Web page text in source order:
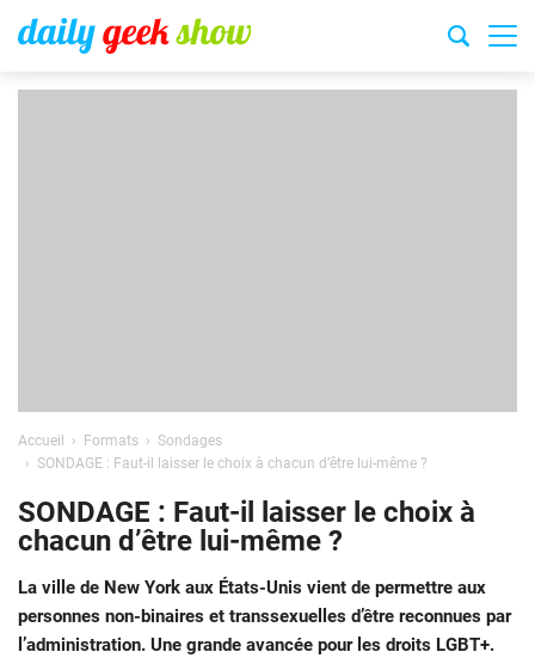
Accueil Formats
Sondages
SONDAGE : Faut-il laisser le choix à chacun d’être lui-même ?
SONDAGE : Faut-il laisser le choix à
chacun d’être lui-même ?
La ville de New York aux États-Unis vient de permettre aux
personnes non-binaires et transsexuelles d’être reconnues par
l’administration. Une grande avancée pour les droits LGBT+.